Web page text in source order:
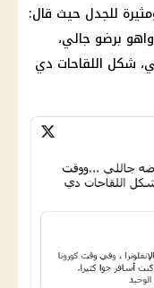
للجدل حيث قال:
برضو جالي،
شكل اللقاحات دي